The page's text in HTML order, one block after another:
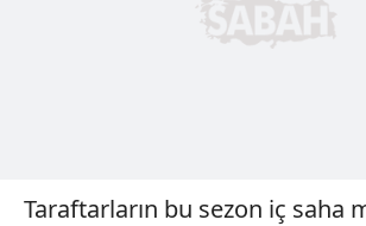
Taraftarların bu sezon iç saha